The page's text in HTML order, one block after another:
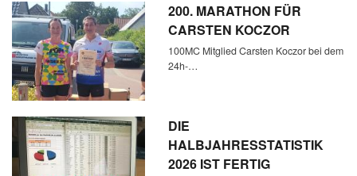
200. MARATHON FÜR
CARSTEN KOCZOR
100MC Mitglied Carsten Koczor bei dem
24h-…
DIE
HALBJAHRESSTATISTIK
2026 IST FERTIG